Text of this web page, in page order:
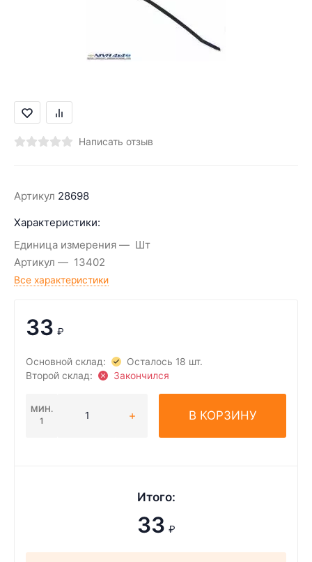
Написать отзыв
Артикул 28698
Характеристики:
Единица измерения
Шт
Артикул
13402
Все характеристики
33 ₽
Основной склад:
Осталось 18 шт.
Второй склад:
Закончился
МИН.
1
В КОРЗИНУ
Итого:
33 ₽